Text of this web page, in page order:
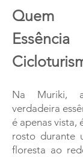
Quem
Na Muriki,
verdadeira
é apenas vista,
rosto durante
floresta ao